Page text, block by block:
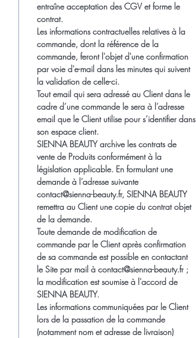
entraîne acceptation des CGV et forme le
contrat.
Les informations contractuelles relatives à la
commande, dont la référence de la
commande, feront l'objet d'une confirmation
par voie d'e-mail dans les minutes qui suivent
la validation de celle-ci.
Tout email qui sera adressé au Client dans le
cadre d’une commande le sera à l’adresse
email que le Client utilise pour s’identifier dans
son espace client.
SIENNA BEAUTY archive les contrats de
vente de Produits conformément à la
législation applicable. En formulant une
demande à l’adresse suivante
contact@sienna-beauty.fr, SIENNA BEAUTY
remettra au Client une copie du contrat objet
de la demande.
Toute demande de modification de
commande par le Client après confirmation
de sa commande est possible en contactant
le Site par mail à contact@sienna-beauty.fr ;
la modification est soumise à l'accord de
SIENNA BEAUTY.
Les informations communiquées par le Client
lors de la passation de la commande
(notamment nom et adresse de livraison)